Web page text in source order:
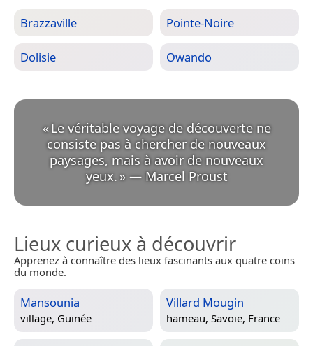
Brazzaville Pointe-Noire
Dolisie Owando
«Le véritable voyage de découverte ne
consiste pas à chercher de nouveaux
paysages, mais à avoir de nouveaux
yeux. » — Marcel Proust
Lieux curieux à découvrir
Apprenez à connaître des lieux fascinants aux quatre coins
du monde.
Mansounia
village, Guinée
Villard Mougin
hameau, Savoie, France